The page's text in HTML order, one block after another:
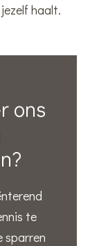
haalt.
ons
te
sparren